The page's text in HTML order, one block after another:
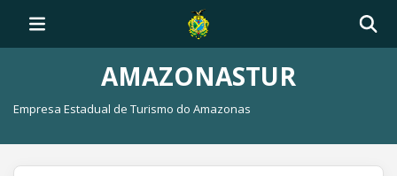
AMAZONASTUR
Empresa Estadual de Turismo do Amazonas